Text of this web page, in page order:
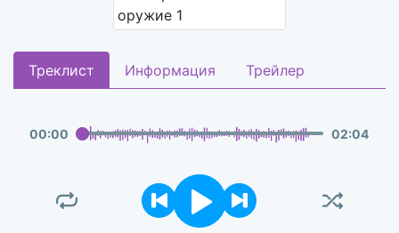
Треклист Информация Трейлер
00:00 02:04